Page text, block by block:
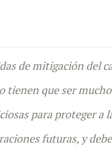
de mitigación del
tienen que ser
para proteger a
futuras, y